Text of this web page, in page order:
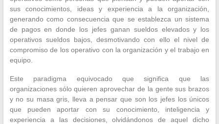
sus conocimientos, ideas y experiencia a la organización,
generando como consecuencia que se establezca un sistema
de pagos en donde los jefes ganan sueldos elevados y los
operativos sueldos bajos, desmotivando con ello el nivel de
compromiso de los operativo con la organización y el trabajo en
equipo.
Este paradigma equivocado que significa que las
organizaciones sólo quieren aprovechar de la gente sus brazos
y no su masa gris, lleva a pensar que son los jefes los únicos
que pueden aportar con su conocimiento, inteligencia y
experiencia a las decisiones, olvidándonos de aquel dicho